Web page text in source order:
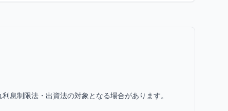
息制限法・出資法の対象となる場合があります。